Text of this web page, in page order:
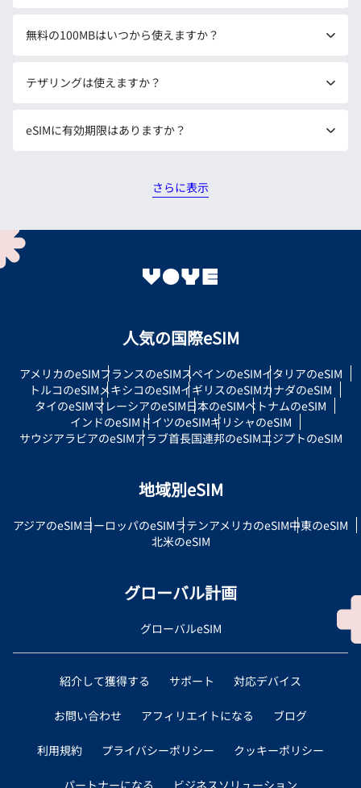
無料の100MBはいつから使えますか？
テザリングは使えますか？
eSIMに有効期限はありますか？
さらに表示
人気の国際eSIM
アメリカのeSIMフランスのeSIMスペインのeSIMイタリアのeSIM
トルコのeSIMメキシコのeSIMイギリスのeSIMカナダのeSIM
タイのeSIMマレーシアのeSIM日本のeSIMベトナムのeSIM
インドのeSIM ドイツのeSIMギリシャのeSIM
サウジアラビアのeSIMアラブ首長国連邦のeSIMエジプトのeSIM
地域別eSIM
アジアのeSIMヨーロッパのeSIMラテンアメリカのeSIM中東のeSIM
北米のeSIM
グローバル計画
グローバルeSIM
紹介して獲得する サポート 対応デバイス
お問い合わせ アフィリエイトになる ブログ
利用規約 プライバシーポリシー クッキーポリシー
パートナーになる ビジネスソリューション